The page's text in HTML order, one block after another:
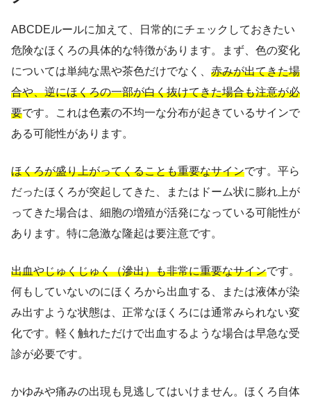
ABCDEルールに加えて、日常的にチェックしておきたい
危険なほくろの具体的な特徴があります。まず、色の変化
については単純な黒や茶色だけでなく、 赤みが出てきた場
合や、逆にほくろの一部が白く抜けてきた場合も注意が必
要です。これは色素の不均一な分布が起きているサインで
ある可能性があります。
ほくろが盛り上がってくることも重要なサインです。平ら
だったほくろが突起してきた、またはドーム状に膨れ上が
ってきた場合は、細胞の増殖が活発になっている可能性が
あります。特に急激な隆起は要注意です。
出血やじゅくじゅく（滲出）も非常に重要なサインです。
何もしていないのにほくろから出血する、または液体が染
み出すような状態は、正常なほくろには通常みられない変
化です。軽く触れただけで出血するような場合は早急な受
診が必要です。
かゆみや痛みの出現も見逃してはいけません。ほくろ自体